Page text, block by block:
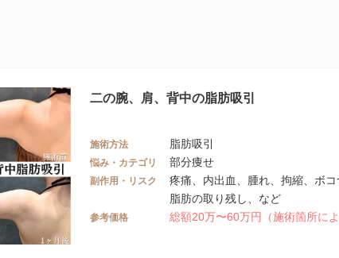
二の腕、肩、背中の脂肪吸引
施術方法 脂肪吸引
悩み・カテゴリ 部分痩せ
副作用・リスク
疼痛、内出血、腫れ、拘縮、ボコ
脂肪の取り残し、など
参考価格 総額20万〜60万円（施術箇所によ